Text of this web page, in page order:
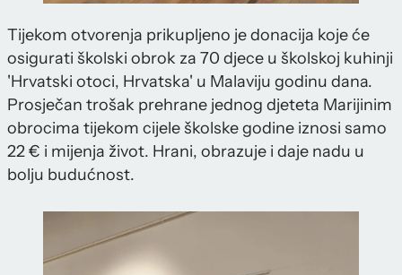
Tijekom otvorenja prikupljeno je donacija koje će
osigurati školski obrok za 70 djece u školskoj kuhinji
'Hrvatski otoci, Hrvatska' u Malaviju godinu dana.
Prosječan trošak prehrane jednog djeteta Marijinim
obrocima tijekom cijele školske godine iznosi samo
22 € i mijenja život. Hrani, obrazuje i daje nadu u
bolju budućnost.